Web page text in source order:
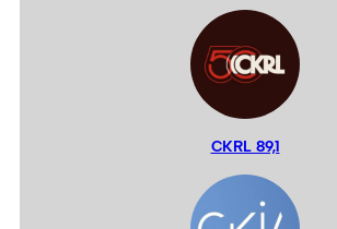
CKRL 89,1